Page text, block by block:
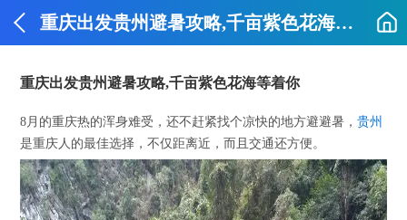
重庆出发贵州避暑攻略,千亩紫色花海等着你
重庆出发贵州避暑攻略,千亩紫色花海等着你
8月的重庆热的浑身难受，还不赶紧找个凉快的地方避避暑，贵州
是重庆人的最佳选择，不仅距离近，而且交通还方便。